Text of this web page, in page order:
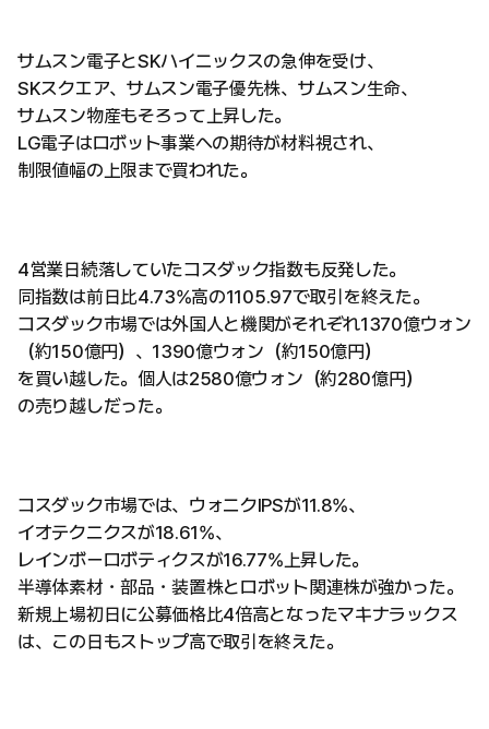
サムスン電子とSKハイニックスの急伸を受け、
SKスクエア、サムスン電子優先株、サムスン生命、
サムスン物産もそろって上昇した。
LG電子はロボット事業への期待が材料視され、
制限値幅の上限まで買われた。
4営業日続落していたコスダック指数も反発した。
同指数は前日比4.73%高の1105.97で取引を終えた。
コスダック市場では外国人と機関がそれぞれ1370億ウォン
（約150億円）、1390億ウォン（約150億円）
を買い越した。個人は2580億ウォン（約280億円）
の売り越しだった。
コスダック市場では、ウォニクIPSが11.8%、
イオテクニクスが18.61%、
レインボーロボティクスが16.77%上昇した。
半導体素材・部品・装置株とロボット関連株が強かった。
新規上場初日に公募価格比4倍高となったマキナラックス
は、この日もストップ高で取引を終えた。